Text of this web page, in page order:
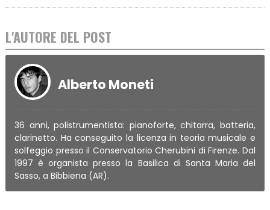
L'AUTORE DEL POST
Alberto Moneti
36 anni, polistrumentista: pianoforte, chitarra, batteria,
clarinetto. Ha conseguito la licenza in teoria musicale e
solfeggio presso il Conservatorio Cherubini di Firenze. Dal
1997 è organista presso la Basilica di Santa Maria del
Sasso, a Bibbiena (AR).